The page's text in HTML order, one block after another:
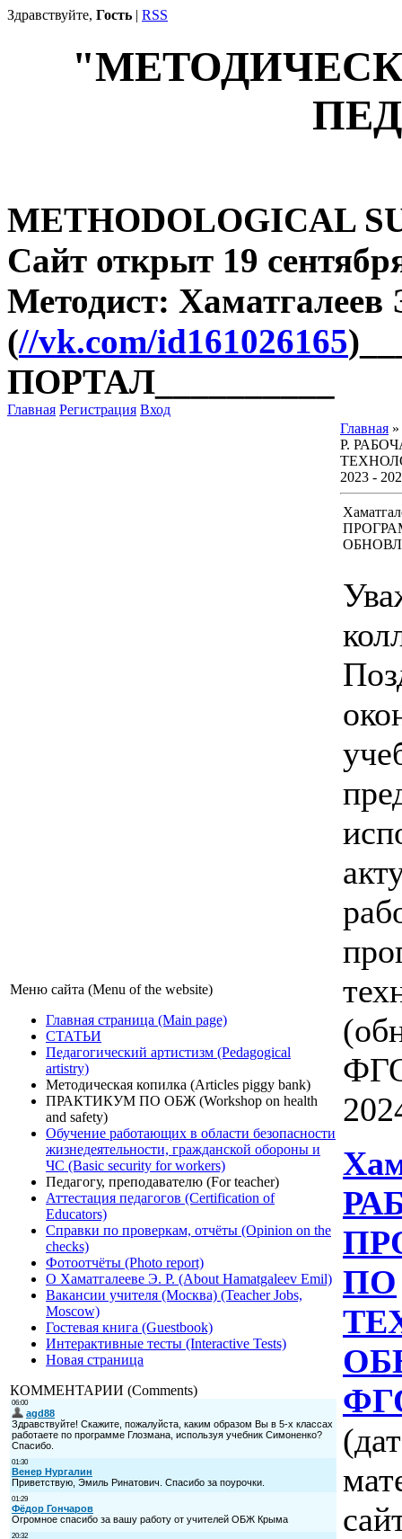
Здравствуйте, Гость | RSS
METHODOLOGICAL
Сайт открыт 19
Методист:
(//vk.com/id161026165
ПОРТАЛ__________
Главная Регистрация Вход
Меню сайта (Menu of the website)
Главная страница (Main page)
СТАТЬИ
Педагогический артистизм (Pedagogical
artistry)
Методическая копилка (Articles piggy bank)
ПРАКТИКУМ ПО ОБЖ (Workshop on health
and safety)
Обучение работающих в области безопасности
жизнедеятельности, гражданской обороны и
ЧС (Basic security for workers)
Педагогу, преподавателю (For teacher)
Аттестация педагогов (Certification of
Educators)
Справки по проверкам, отчёты (Opinion on the
checks)
Фотоотчёты (Photo report)
О Хаматгалееве Э. Р. (About Hamatgaleev Emil)
Вакансии учителя (Москва) (Teacher Jobs,
Moscow)
Гостевая книга (Guestbook)
Интерактивные тесты (Interactive Tests)
Новая страница
КОММЕНТАРИИ (Comments)
Главная »
Р.
2023 -
ПО